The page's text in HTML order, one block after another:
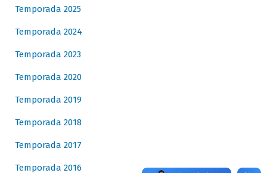
Temporada 2025
Temporada 2024
Temporada 2023
Temporada 2020
Temporada 2019
Temporada 2018
Temporada 2017
Temporada 2016